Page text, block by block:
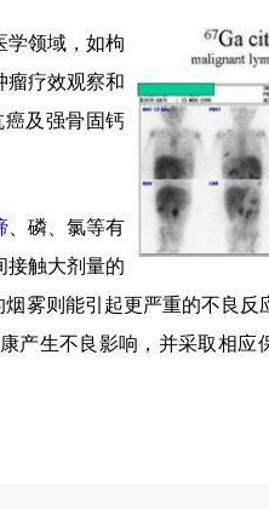
学领域，如枸
瘤疗效观察和
及强骨固钙
、磷、氯等有
接触大剂量的
雾则能引起更严重的不良反
产生不良影响，并采取相应